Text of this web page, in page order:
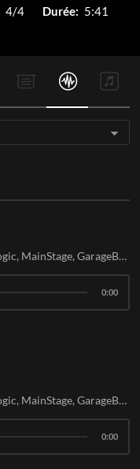
4/4 Durée: 5:41
UNITED Analog Tour - Logic, MainStage, GarageBand
0:00
UNITED Analog Tour - Logic, MainStage, GarageBand
0:00